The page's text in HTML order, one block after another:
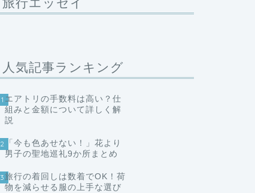
人気記事ランキング
1 エアトリの手数料は高い？仕
組みと金額について詳しく解
説
2 「今も色あせない！」花より
男子の聖地巡礼9か所まとめ
3旅行の着回しは数着でOK！荷
物を減らせる服の上手な選び